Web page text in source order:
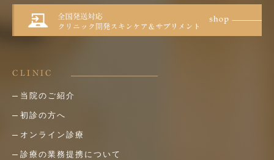
CLINIC
当院のご紹介
初診の方へ
オンライン診療
診療の業務提携について